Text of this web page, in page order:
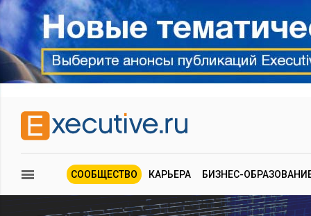
СООБЩЕСТВО КАРЬЕРА БИЗНЕС-